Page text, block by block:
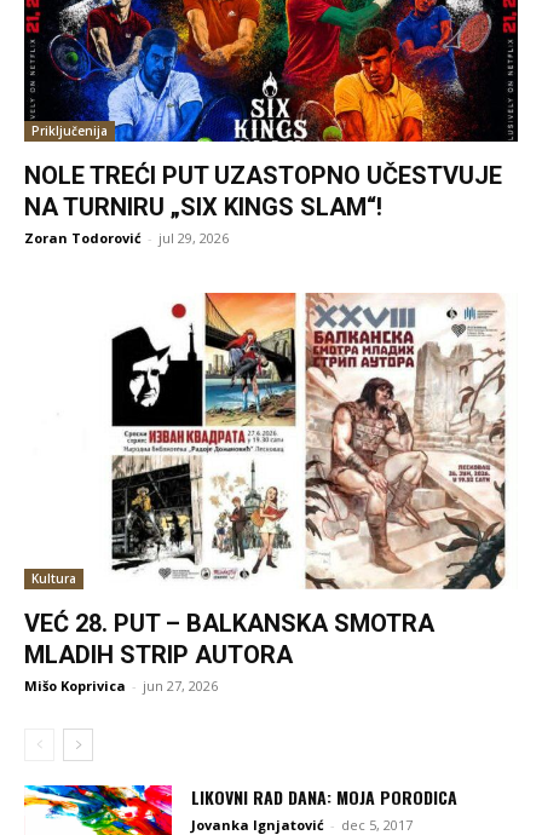
Priključenija
NOLE TREĆI PUT UZASTOPNO UČESTVUJE
NA TURNIRU „SIX KINGS SLAM“!
Zoran Todorović - jul 29, 2026
Kultura
VEĆ 28. PUT – BALKANSKA SMOTRA
MLADIH STRIP AUTORA
Mišo Koprivica - jun 27, 2026
LIKOVNI RAD DANA: MOJA PORODICA
Jovanka Ignjatović - dec 5, 2017